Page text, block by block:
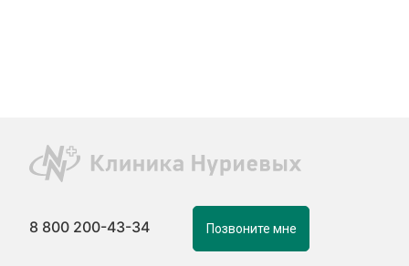
8 800 200-43-34 Позвоните мне